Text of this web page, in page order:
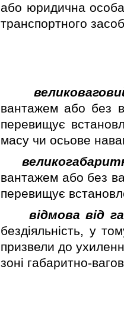
або юридична
транспортного
вантажем або без
перевищує
масу чи осьове
вантажем або без
перевищує
вiдмова вiд
бездiяльнiсть, у
призвели до
зонi габаритно-